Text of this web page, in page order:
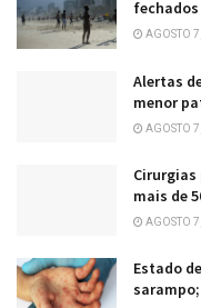
AGOSTO
Alertas
menor
AGOSTO
Cirurgias
mais de
AGOSTO
Estado